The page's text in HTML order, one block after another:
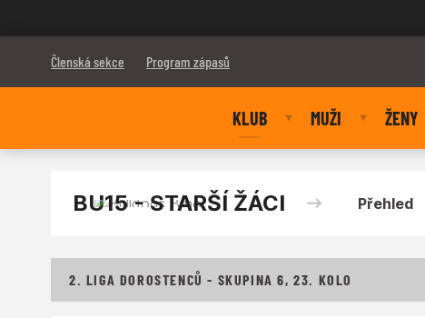
Členská sekce Program zápasů
KLUB MUŽI ŽENY
BU15 - STARŠÍ ŽÁCI Přehled
2. LIGA DOROSTENCŮ - SKUPINA 6, 23. KOLO